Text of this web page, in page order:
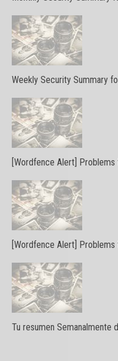
Weekly Security Summary
[Wordfence Alert] Problems
[Wordfence Alert] Problems
Tu resumen Semanalmente